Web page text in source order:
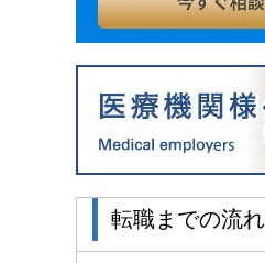
転職までの流れ